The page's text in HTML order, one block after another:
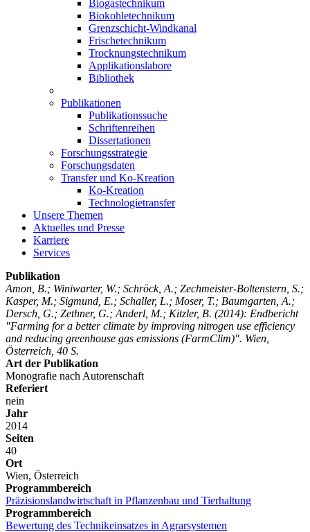
Biogastechnikum
Biokohletechnikum
Grenzschicht-Windkanal
Frischetechnikum
Trocknungstechnikum
Applikationslabore
Bibliothek
Publikationen
Publikationssuche
Schriftenreihen
Dissertationen
Forschungsstrategie
Forschungsdaten
Transfer und Ko-Kreation
Ko-Kreation
Technologietransfer
Unsere Themen
Aktuelles und Presse
Karriere
Services
Publikation
Amon, B.; Winiwarter, W.; Schröck, A.; Zechmeister-Boltenstern, S.;
Kasper, M.; Sigmund, E.; Schaller, L.; Moser, T.; Baumgarten, A.;
Dersch, G.; Zethner, G.; Anderl, M.; Kitzler, B. (2014): Endbericht
"Farming for a better climate by improving nitrogen use efficiency
and reducing greenhouse gas emissions (FarmClim)". Wien,
Österreich, 40 S.
Art der Publikation
Monografie nach Autorenschaft
Referiert
nein
Jahr
2014
Seiten
40
Ort
Wien, Österreich
Programmbereich
Präzisionslandwirtschaft in Pflanzenbau und Tierhaltung
Programmbereich
Bewertung des Technikeinsatzes in Agrarsystemen